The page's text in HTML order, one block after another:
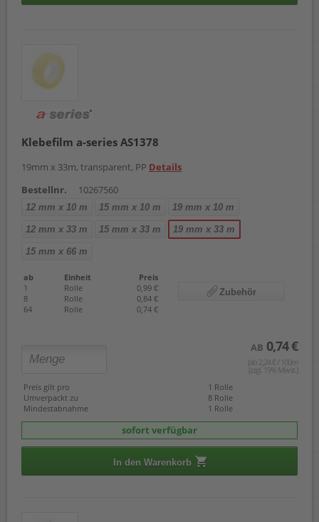
Klebefilm a-series AS1378
19mm x 33m, transparent, PP Details
Bestellnr.
10267560
12 mm x 10 m 15 mm x 10 m 19 mm x 10 m
12 mm x 33 m 15 mm x 33 m 19 mm x 33 m
15 mm x 66 m
ab Einheit
Preis
1
Rolle
0,99 €
8
Rolle
0,84 €
64
Rolle 0,74 €
Zubehör
AB 0,74 €
(ab 2,24 € / 100m
(zzgl. 19% Mwst.)
Preis gilt pro
1 Rolle
Umverpackt zu
8 Rolle
Mindestabnahme
1 Rolle
sofort verfügbar
In den Warenkorb